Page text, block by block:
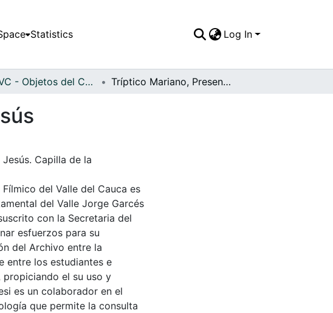
Statistics Log In
APFFVC - Objetos del Culto - Patrimonial Tríptico Mariano, Presentación del Niño Jesús
Capilla de la
del Valle del Cauca es
del Valle Jorge Garcés
con la Secretaria del
esfuerzos para su
del Archivo entre la
entre los estudiantes e
el su uso y
es un colaborador en el
que permite la consulta